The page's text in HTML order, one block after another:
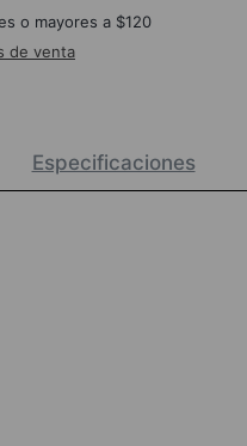
o mayores a $120
de venta
Especificaciones